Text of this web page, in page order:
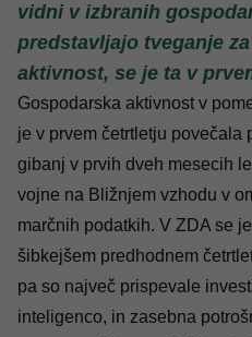
vidni v izbranih
predstavljajo tveganje
aktivnost, se je ta v
Gospodarska aktivnost v
je v prvem četrtletju povečala
gibanj v prvih dveh mesecih
vojne na Bližnjem vzhodu v
marčnih podatkih. V ZDA se
šibkejšem predhodnem
pa so največ prispevale
inteligenco, in zasebna